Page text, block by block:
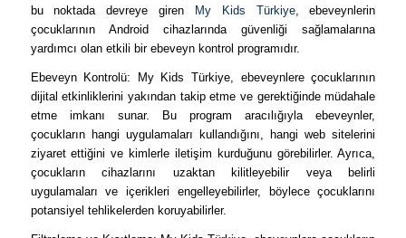
bu noktada devreye giren
My Kids Türkiye, ebeveynlerin
çocuklarının Android cihazlarında güvenliği sağlamalarına
yardımcı olan etkili bir ebeveyn kontrol programıdır.
Ebeveyn Kontrolü: My Kids Türkiye, ebeveynlere çocuklarının
dijital etkinliklerini yakından takip etme ve gerektiğinde müdahale
etme imkanı sunar. Bu program aracılığıyla ebeveynler,
çocukların hangi uygulamaları kullandığını, hangi web sitelerini
ziyaret ettiğini ve kimlerle iletişim kurduğunu görebilirler. Ayrıca,
çocukların cihazlarını uzaktan kilitleyebilir veya belirli
uygulamaları ve içerikleri engelleyebilirler, böylece çocuklarını
potansiyel tehlikelerden koruyabilirler.